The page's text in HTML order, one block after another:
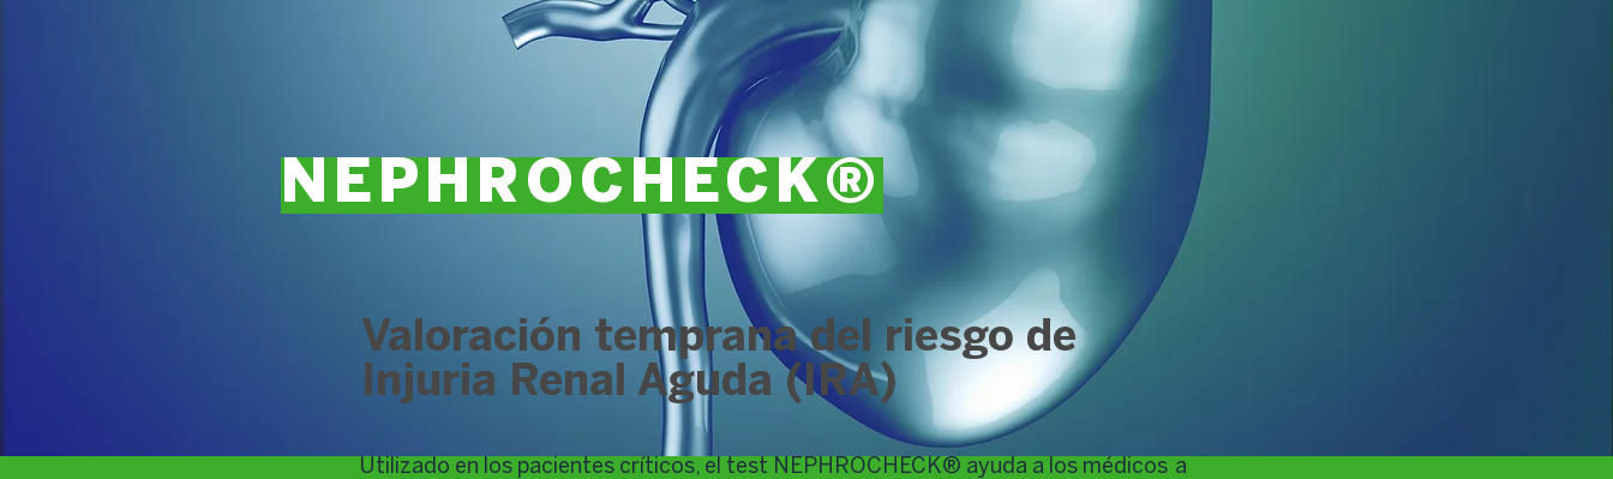
NEPHROCHECK®
Valoración temprana del riesgo de
Injuria Renal Aguda (IRA)
Utilizado en los pacientes críticos, el test NEPHROCHECK® ayuda a los médicos a